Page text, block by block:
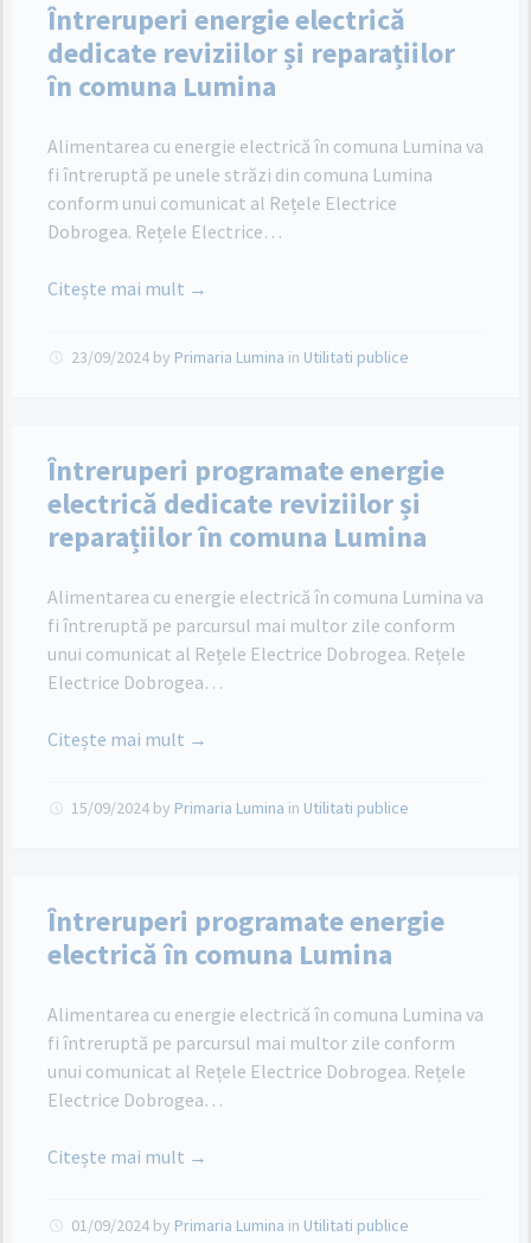
Întreruperi energie electrică
dedicate reviziilor și reparațiilor
în comuna Lumina
Alimentarea cu energie electrică în comuna Lumina va
fi întreruptă pe unele străzi din comuna Lumina
conform unui comunicat al Rețele Electrice
Dobrogea. Rețele Electrice…
Citește mai mult →
23/09/2024 by Primaria Lumina in Utilitati publice
Întreruperi programate energie
electrică dedicate reviziilor și
reparațiilor în comuna Lumina
Alimentarea cu energie electrică în comuna Lumina va
fi întreruptă pe parcursul mai multor zile conform
unui comunicat al Rețele Electrice Dobrogea. Rețele
Electrice Dobrogea…
Citește mai mult →
15/09/2024 by Primaria Lumina in Utilitati publice
Întreruperi programate energie
electrică în comuna Lumina
Alimentarea cu energie electrică în comuna Lumina va
fi întreruptă pe parcursul mai multor zile conform
unui comunicat al Rețele Electrice Dobrogea. Rețele
Electrice Dobrogea…
Citește mai mult →
01/09/2024 by Primaria Lumina in Utilitati publice